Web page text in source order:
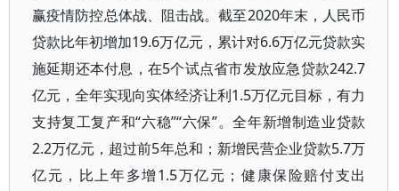
赢疫情防控总体战、阻击战。截至2020年末，人民币
贷款比年初增加19.6万亿元，累计对6.6万亿元贷款实
施延期还本付息，在5个试点省市发放应急贷款242.7
亿元，全年实现向实体经济让利1.5万亿元目标，有力
支持复工复产和“六稳”“六保”。全年新增制造业贷款
2.2万亿元，超过前5年总和；新增民营企业贷款5.7万
亿元，比上年多增1.5万亿元；健康保险赔付支出